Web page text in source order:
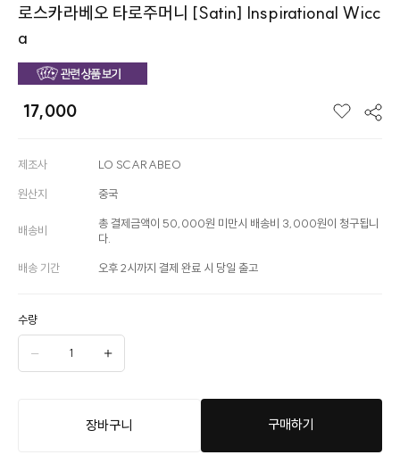
로스카라베오 타로주머니 [Satin] Inspirational Wicc
a
17,000
제조사 LO SCARABEO
원산지 중국
배송비
총 결제금액이 50,000원 미만시 배송비 3,000원이 청구됩니
다.
배송 기간 오후 2시까지 결제 완료 시 당일 출고
수량
장바구니 구매하기